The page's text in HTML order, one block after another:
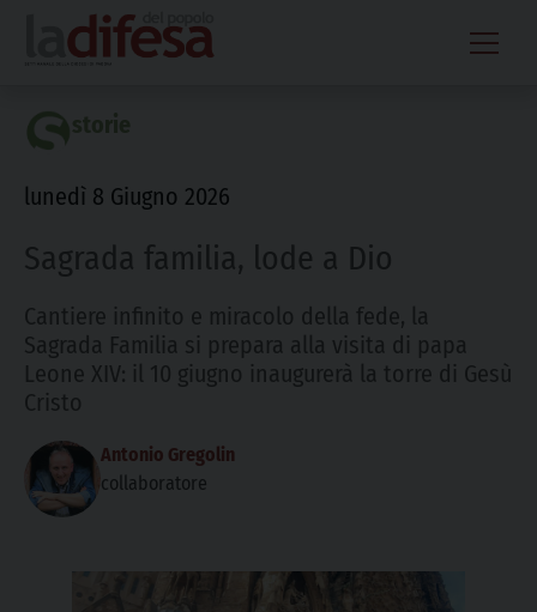
content
lunedì 8 Giugno 2026
Sagrada familia, lode a Dio
Cantiere infinito e miracolo della fede, la
Sagrada Familia si prepara alla visita di papa
Leone XIV: il 10 giugno inaugurerà la torre di Gesù
Cristo
Antonio Gregolin
collaboratore